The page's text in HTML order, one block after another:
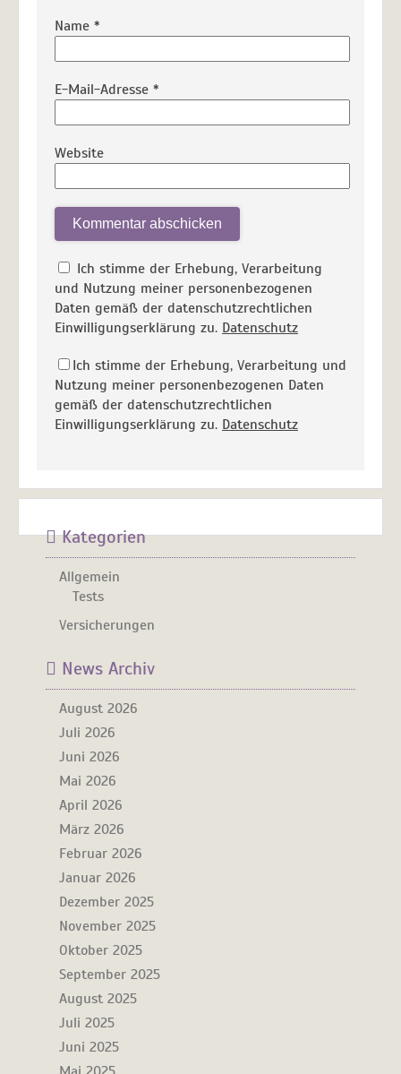
Name *
E-Mail-Adresse *
Website
Ich stimme der Erhebung, Verarbeitung
und Nutzung meiner personenbezogenen
Daten gemäß der datenschutzrechtlichen
Einwilligungserklärung zu. Datenschutz
Ich stimme der Erhebung, Verarbeitung und
Nutzung meiner personenbezogenen Daten
gemäß der datenschutzrechtlichen
Einwilligungserklärung zu. Datenschutz
Kategorien
Allgemein
Tests
Versicherungen
News Archiv
August 2026
Juli 2026
Juni 2026
Mai 2026
April 2026
März 2026
Februar 2026
Januar 2026
Dezember 2025
November 2025
Oktober 2025
September 2025
August 2025
Juli 2025
Juni 2025